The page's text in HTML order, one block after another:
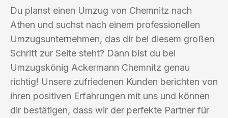
Du planst einen Umzug von Chemnitz nach
Athen und suchst nach einem professionellen
Umzugsunternehmen, das dir bei diesem großen
Schritt zur Seite steht? Dann bist du bei
Umzugskönig Ackermann Chemnitz genau
richtig! Unsere zufriedenen Kunden berichten von
ihren positiven Erfahrungen mit uns und können
dir bestätigen, dass wir der perfekte Partner für